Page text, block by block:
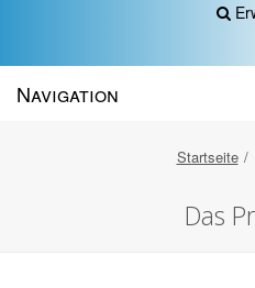
Navigation
Startseite
Das